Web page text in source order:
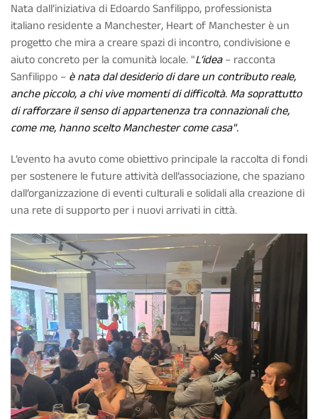
Nata dall’iniziativa di Edoardo Sanfilippo, professionista
italiano residente a Manchester, Heart of Manchester è un
progetto che mira a creare spazi di incontro, condivisione e
aiuto concreto per la comunità locale. "L’idea– racconta
Sanfilippo – è nata dal desiderio di dare un contributo reale,
anche piccolo, a chi vive momenti di difficoltà. Ma soprattutto
di rafforzare il senso di appartenenza tra connazionali che,
come me, hanno scelto Manchester come casa".
L’evento ha avuto come obiettivo principale la raccolta di fondi
per sostenere le future attività dell’associazione, che spaziano
dall’organizzazione di eventi culturali e solidali alla creazione di
una rete di supporto per i nuovi arrivati in città.